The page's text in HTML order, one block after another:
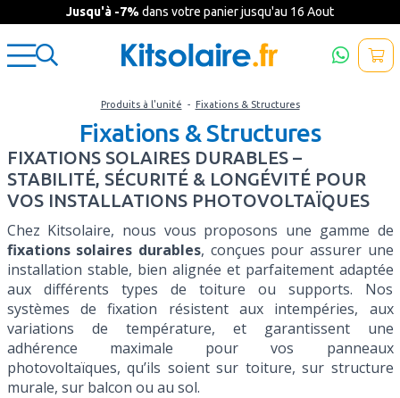
Jusqu'à -7% dans votre panier jusqu'au 16 Aout
Produits à l'unité - Fixations & Structures
Fixations & Structures
FIXATIONS SOLAIRES DURABLES –
STABILITÉ, SÉCURITÉ & LONGÉVITÉ POUR
VOS INSTALLATIONS PHOTOVOLTAÏQUES
Chez Kitsolaire, nous vous proposons une gamme de
fixations solaires durables, conçues pour assurer une
installation stable, bien alignée et parfaitement adaptée
aux différents types de toiture ou supports. Nos
systèmes de fixation résistent aux intempéries, aux
variations de température, et garantissent une
adhérence maximale pour vos panneaux
photovoltaïques, qu’ils soient sur toiture, sur structure
murale, sur balcon ou au sol.